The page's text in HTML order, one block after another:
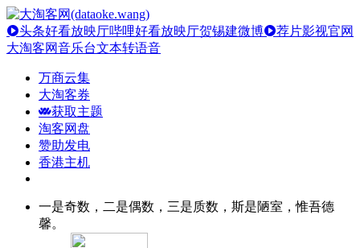
头条好看放映厅哔哩好看放映厅贺锡建微博
荐片影视官网
大淘客网音乐台文本转语音
万商云集
大淘客券
获取主题
淘客网盘
赞助发电
香港主机
一是奇数，二是偶数，三是质数，斯是陋室，惟吾德
馨。